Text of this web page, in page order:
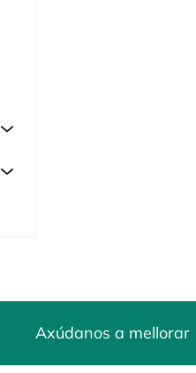
Axúdanos a mellorar